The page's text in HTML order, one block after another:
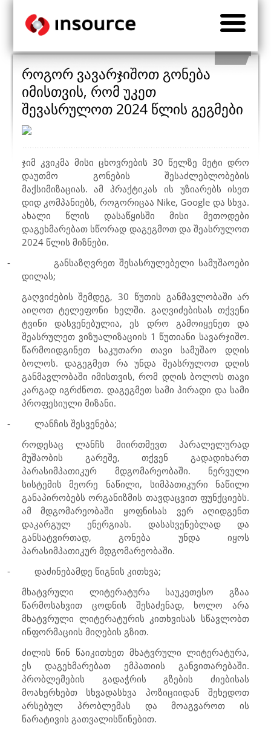
როგორ ვავარჯიშოთ გონება
იმისთვის, რომ უკეთ
შევასრულოთ 2024 წლის გეგმები
ჯიმ კვიკმა მისი ცხოვრების 30 წელზე მეტი დრო
დაუთმო გონების შესაძლებლობების
მაქსიმიზაციას. ამ პრაქტიკას ის უზიარებს ისეთ
დიდ კომპანიებს, როგორიცაა Nike, Google და სხვა.
ახალი წლის დასაწყისში მისი მეთოდები
დაგეხმარებათ სწორად დაგეგმოთ და შეასრულოთ
2024 წლის მიზნები.
-
განსაზღვრეთ შესასრულებელი სამუშაოები
დილას;
გაღვიძების შემდეგ, 30 წუთის განმავლობაში არ
აიღოთ ტელეფონი ხელში. გაღვიძებისას თქვენი
ტვინი დასვენებულია, ეს დრო გამოიყენეთ და
შეასრულეთ ვიზუალიზაციის 1 წუთიანი სავარჯიშო.
წარმოიდგინეთ საკუთარი თავი სამუშაო დღის
ბოლოს. დაგეგმეთ რა უნდა შეასრულოთ დღის
განმავლობაში იმისთვის, რომ დღის ბოლოს თავი
კარგად იგრძნოთ. დაგეგმეთ სამი პირადი და სამი
პროფესიული მიზანი.
-
ლანჩის შესვენება;
როდესაც ლანჩს მიირთმევთ პარალელურად
მუშაობის გარეშე, თქვენ გადადიხართ
პარასიმპათიკურ მდგომარეობაში. ნერვული
სისტემის მეორე ნაწილი, სიმპათიკური ნაწილი
განაპირობებს ორგანიზმის თავდაცვით ფუნქციებს.
ამ მდგომარეობაში ყოფნისას ვერ აღიდგენთ
დაკარგულ ენერგიას. დასასვენებლად და
განსატვირთად, გონება უნდა იყოს
პარასიმპათიკურ მდგომარეობაში.
-
დაძინებამდე წიგნის კითხვა;
მხატვრული ლიტერატურა საუკეთესო გზაა
წარმოსახვით ცოდნის შესაძენად, ხოლო არა
მხატვრული ლიტერატურის კითხვისას სწავლობთ
ინფორმაციის მიღების გზით.
ძილის წინ წაიკითხეთ მხატვრული ლიტერატურა,
ეს დაგეხმარებათ ემპათიის განვითარებაში.
პრობლემების გადაჭრის გზების ძიებისას
მოახერხებთ სხვადასხვა პოზიციიდან შეხედოთ
არსებულ პრობლემას და მოაგვაროთ ის
ნარატივის გათვალისწინებით.